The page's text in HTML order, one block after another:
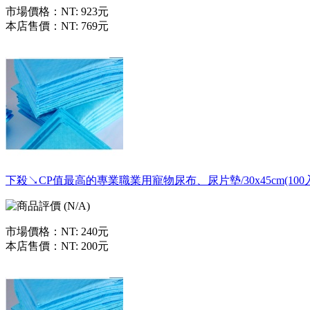
市場價格： NT: 923元
本店售價： NT: 769元
下殺↘CP值最高的專業職業用寵物尿布、尿片墊/30x45cm(100
市場價格： NT: 240元
本店售價： NT: 200元